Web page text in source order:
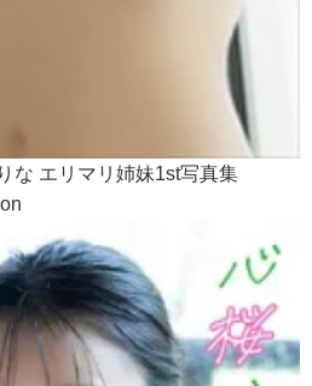
な エリマリ姉妹1st写真集